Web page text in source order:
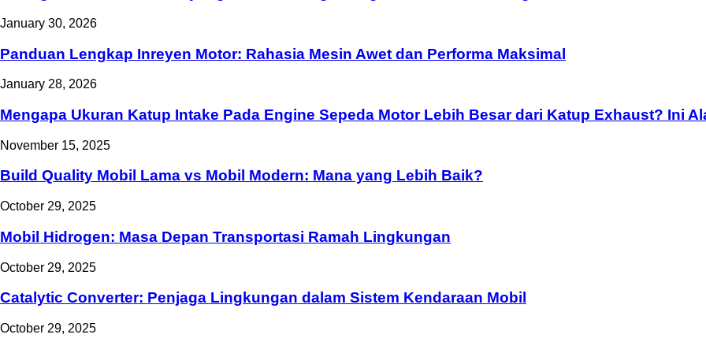
January 30, 2026
Panduan Lengkap Inreyen Motor: Rahasia Mesin Awet dan Performa Maksimal
January 28, 2026
Mengapa Ukuran Katup Intake Pada Engine Sepeda Motor Lebih Besar dari Katup Exhaust? Ini
November 15, 2025
Build Quality Mobil Lama vs Mobil Modern: Mana yang Lebih Baik?
October 29, 2025
Mobil Hidrogen: Masa Depan Transportasi Ramah Lingkungan
October 29, 2025
Catalytic Converter: Penjaga Lingkungan dalam Sistem Kendaraan Mobil
October 29, 2025